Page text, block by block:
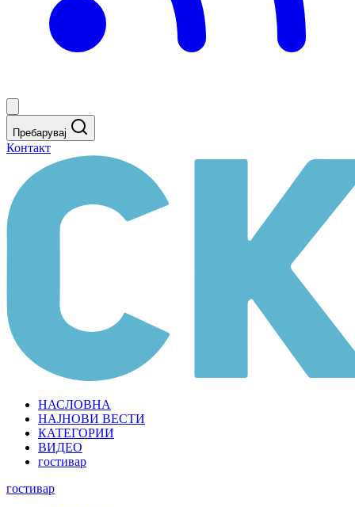
Пребарувај
Контакт
НАСЛОВНА
НАЈНОВИ ВЕСТИ
КАТЕГОРИИ
ВИДЕО
гостивар
гостивар